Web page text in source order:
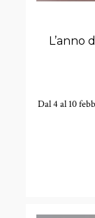
Dal 4 al 10